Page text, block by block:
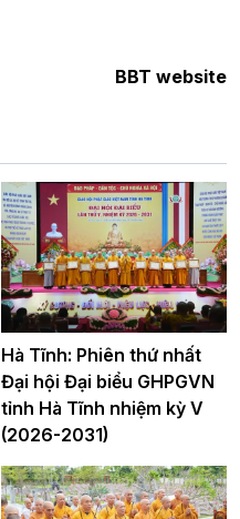
BBT website
Hà Tĩnh: Phiên thứ nhất
Đại hội Đại biểu GHPGVN
tỉnh Hà Tĩnh nhiệm kỳ V
(2026-2031)